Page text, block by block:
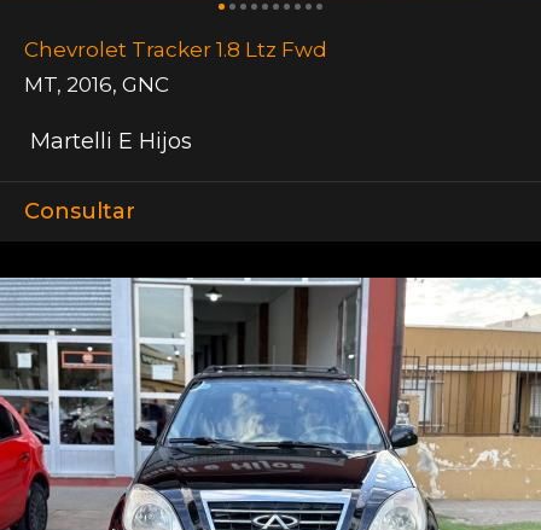
Chevrolet Tracker 1.8 Ltz Fwd
MT, 2016, GNC
Martelli E Hijos
Consultar